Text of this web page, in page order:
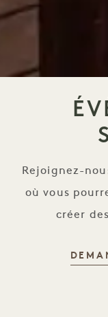
Rejoignez-
où vous
créer